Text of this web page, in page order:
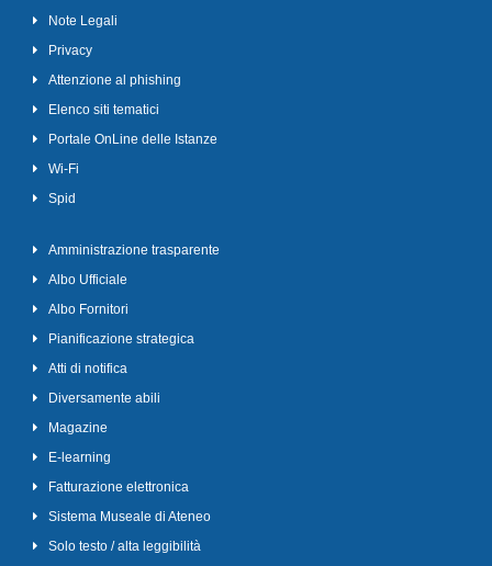
Note Legali
Privacy
Attenzione al phishing
Elenco siti tematici
Portale OnLine delle Istanze
Wi-Fi
Spid
Amministrazione trasparente
Albo Ufficiale
Albo Fornitori
Pianificazione strategica
Atti di notifica
Diversamente abili
Magazine
E-learning
Fatturazione elettronica
Sistema Museale di Ateneo
Solo testo / alta leggibilità